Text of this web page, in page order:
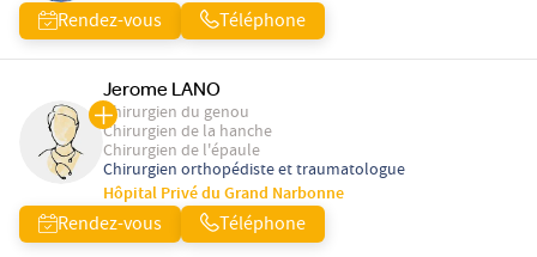
Rendez-vous Téléphone
Jerome LANO
Chirurgien du genou
Chirurgien de la hanche
Chirurgien de l'épaule
Chirurgien orthopédiste et traumatologue
Hôpital Privé du Grand Narbonne
Rendez-vous Téléphone